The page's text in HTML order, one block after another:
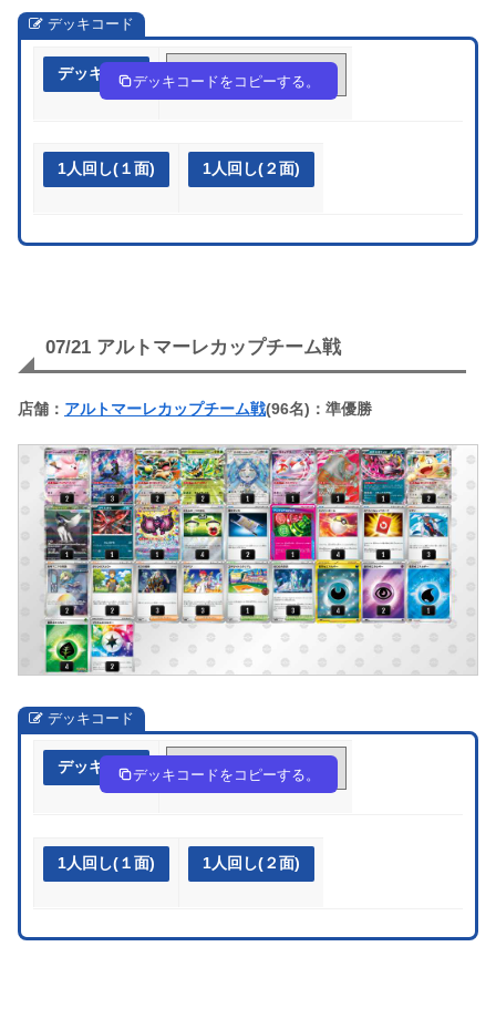
デッキコード
デッキ作成 LNinLn-45HkMS-9gNnnP
デッキコードをコピーする。
1人回し(１面) 1人回し(２面)
07/21 アルトマーレカップチーム戦
店舗： アルトマーレカップチーム戦(96名)：準優勝
デッキコード
デッキ作成 gPQNLn-Fj9ibD-9nnnQN
デッキコードをコピーする。
1人回し(１面) 1人回し(２面)